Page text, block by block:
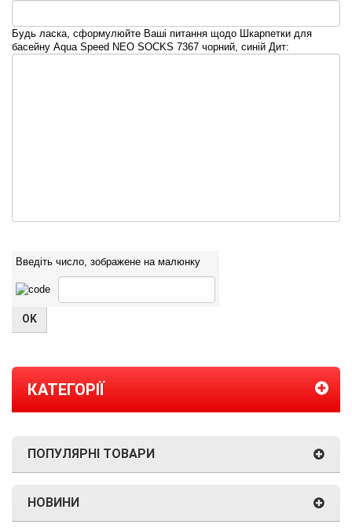
Будь ласка, сформулюйте Ваші питання щодо Шкарпетки для
басейну Aqua Speed NEO SOCKS 7367 чорний, синій Дит:
Введіть число, зображене на малюнку
КАТЕГОРІЇ
ПОПУЛЯРНІ ТОВАРИ
НОВИНИ